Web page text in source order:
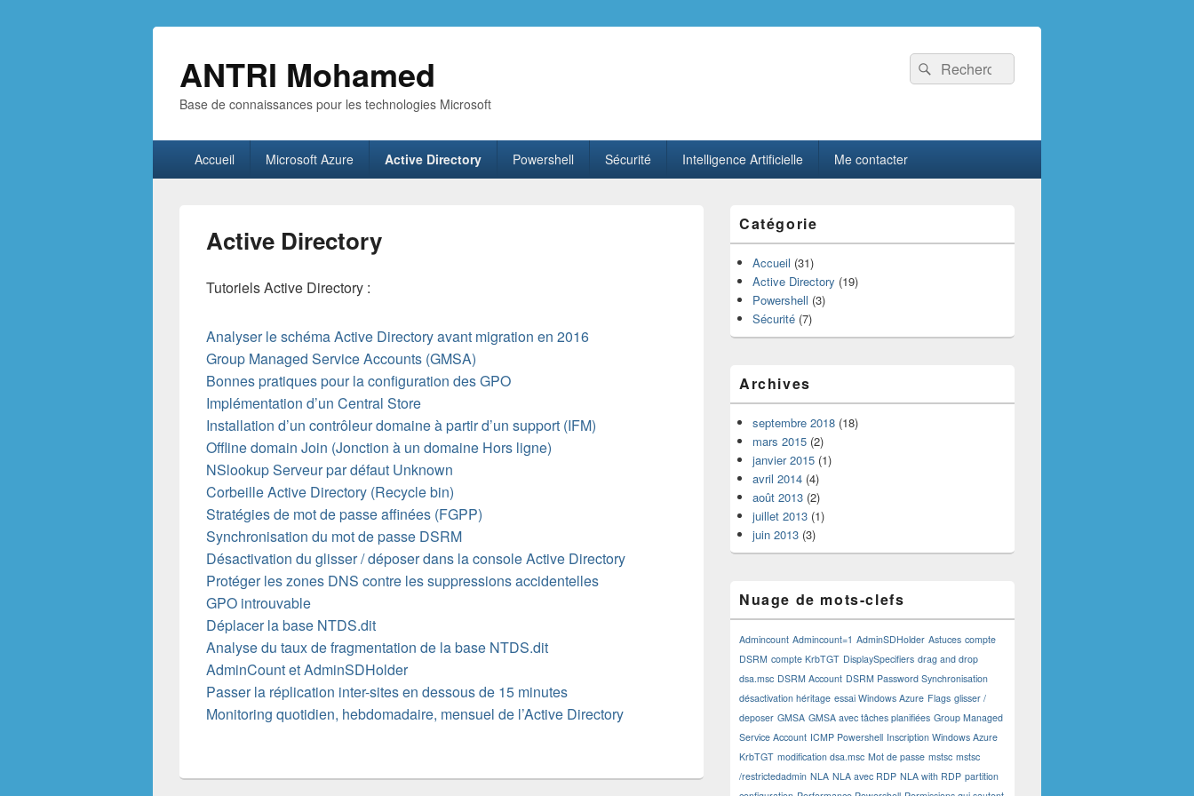
ANTRI Mohamed
Base de connaissances pour les technologies Microsoft
Recherche :
Rechercher
principalAccueil Microsoft Azure Active Directory Powershell Sécurité Intelligence Artificielle Me contacter
Active Directory
Tutoriels Active Directory :
Analyser le schéma Active Directory avant migration en 2016
Group Managed Service Accounts (GMSA)
Bonnes pratiques pour la configuration des GPO
Implémentation d’un Central Store
Installation d’un contrôleur domaine à partir d’un support (IFM)
Offline domain Join (Jonction à un domaine Hors ligne)
NSlookup Serveur par défaut Unknown
Corbeille Active Directory (Recycle bin)
Stratégies de mot de passe affinées (FGPP)
Synchronisation du mot de passe DSRM
Désactivation du glisser / déposer dans la console Active Directory
Protéger les zones DNS contre les suppressions accidentelles
GPO introuvable
Déplacer la base NTDS.dit
Analyse du taux de fragmentation de la base NTDS.dit
AdminCount et AdminSDHolder
Passer la réplication inter-sites en dessous de 15 minutes
Monitoring quotidien, hebdomadaire, mensuel de l’Active Directory
principale
de
widget
pour
barre
latérale
Catégorie
Accueil (31)
Active Directory (19)
Powershell (3)
Sécurité (7)
Archives
septembre 2018 (18)
mars 2015 (2)
janvier 2015 (1)
avril 2014 (4)
août 2013 (2)
juillet 2013 (1)
juin 2013 (3)
Nuage de mots-clefs
Admincount Admincount=1 AdminSDHolder Astuces compte
DSRM compte KrbTGT DisplaySpecifiers drag and drop
dsa.msc DSRM Account DSRM Password Synchronisation
désactivation héritage essai Windows Azure Flags glisser /
deposer GMSA GMSA avec tâches planifiées Group Managed
Service Account ICMP Powershell Inscription Windows Azure
KrbTGT modification dsa.msc Mot de passe mstsc mstsc
/restrictedadmin NLA NLA avec RDP NLA with RDP partition